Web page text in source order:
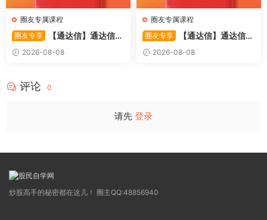
圈友专属课程
圈友专享
【通达信】通达信
〖极致主力〗主副图/选股 放
量不算突破，站上压力才算！
2026-08-08
圈友专属课程
圈友专享
【通达信】通达信
〖超强MACD〗副图指标 斐波
那契+三重共振，捕捉买卖
2026-08-08
评论 0
请先 登录
炒股高手的秘密都在这儿！ 圈主QQ:48856940